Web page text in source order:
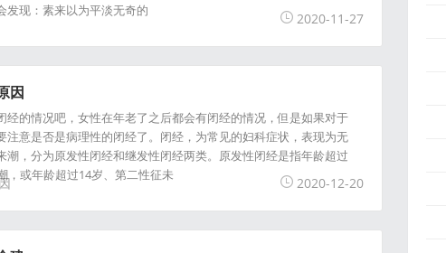
发现：素来以为平淡无奇的
2020-11-27
因
的情况吧，女性在年老了之后都会有闭经的情况，但是如果对于
意是否是病理性的闭经了。闭经，为常见的妇科症状，表现为无
潮，分为原发性闭经和继发性闭经两类。原发性闭经是指年龄超过
，或年龄超过14岁、第二性征未
2020-12-20